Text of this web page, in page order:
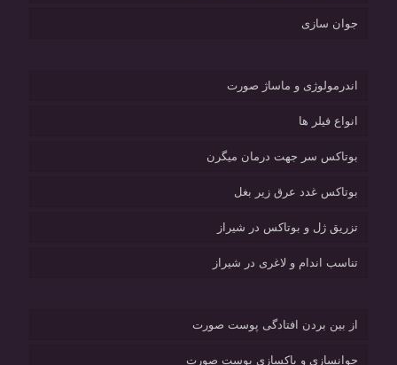
جوان سازی
اندرمولوژی و ماساژ صورت
انواع فیلر ها
بوتاکس سر جهت درمان میگرن
بوتاکس غدد عرق زیر بغل
تزریق ژل و بوتاکس در شیراز
تناسب اندام و لاغری در شیراز
از بین بردن افتادگی پوست صورت
جوانسازی و پاکسازی پوست صورت